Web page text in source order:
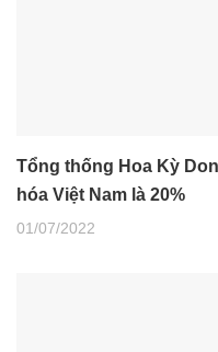
Tổng thống Hoa Kỳ
hóa Việt Nam là 20%
01/07/2022